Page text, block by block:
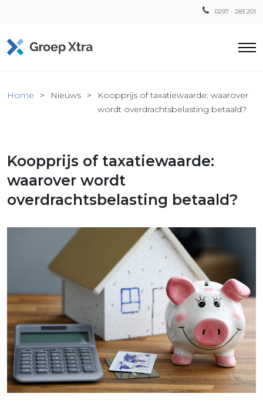
0297 - 283 201
Loon
Xtra
Home Nieuws
Koopprijs of taxatiewaarde: waarover
wordt overdrachtsbelasting betaald?
Koopprijs of taxatiewaarde:
waarover wordt
overdrachtsbelasting betaald?